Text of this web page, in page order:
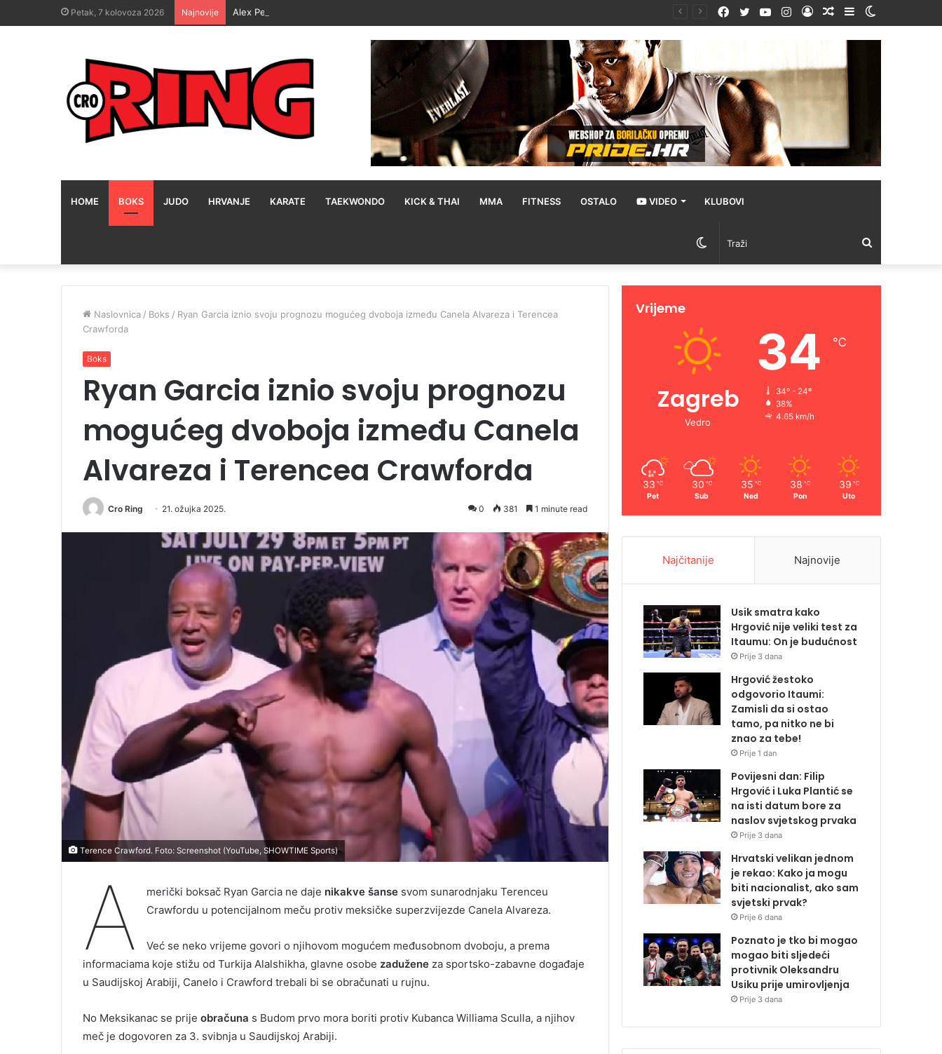
Petak, 7 kolovoza 2026 Najnovije Alex Pereira i dalje želi treći pojas: Kada si postavim cilj, uvijek ga ostvarim Sidebar
Random
Prijava
Instagram
YouTube
Twitter
Facebook
HOME BOKS JUDO HRVANJE KARATE TAEKWONDO KICK & THAI MMA FITNESS OSTALO VIDEO KLUBOVI
Traži
Switch
skin
Naslovnica / Boks / Ryan Garcia iznio svoju prognozu mogućeg dvoboja između Canela Alvareza i Terencea
Crawforda
Boks
Ryan Garcia iznio svoju prognozu
mogućeg dvoboja između Canela
Alvareza i Terencea Crawforda
Cro Ring 21. ožujka 2025. 0 381 1 minute read
Terence Crawford. Foto: Screenshot (YouTube, SHOWTIME Sports)
A merički boksač Ryan Garcia ne daje nikakve šansesvom sunarodnjaku Terenceu
Crawfordu u potencijalnom meču protiv meksičke superzvijezde Canela Alvareza.
Već se neko vrijeme govori o njihovom mogućem međusobnom dvoboju, a prema
informaciama koje stižu od Turkija Alalshikha, glavne osobe zadužene za sportsko-zabavne događaje
u Saudijskoj Arabiji, Canelo i Crawford trebali bi se obračunati u rujnu.
No Meksikanac se prije obračuna s Budom prvo mora boriti protiv Kubanca Williama Sculla, a njihov
meč je dogovoren za 3. svibnja u Saudijskoj Arabiji.
Vrijeme
Zagreb
Vedro
34 ℃
34º - 24º
38%
4.65 km/h
33 ℃
Pet
30 ℃
Sub
35 ℃
Ned
38 ℃
Pon
39 ℃
Uto
Najčitanije Najnovije
Usik smatra kako
Hrgović nije veliki test za
Itaumu: On je budućnost
Prije 3 dana
Hrgović žestoko
odgovorio Itaumi:
Zamisli da si ostao
tamo, pa nitko ne bi
znao za tebe!
Prije 1 dan
Povijesni dan: Filip
Hrgović i Luka Plantić se
na isti datum bore za
naslov svjetskog prvaka
Prije 3 dana
Hrvatski velikan jednom
je rekao: Kako ja mogu
biti nacionalist, ako sam
svjetski prvak?
Prije 6 dana
Poznato je tko bi mogao
mogao biti sljedeći
protivnik Oleksandru
Usiku prije umirovljenja
Prije 3 dana